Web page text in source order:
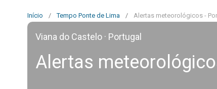
Início / Tempo Ponte de Lima / Alertas meteorológicos -
Viana do Castelo · Portugal
Alertas